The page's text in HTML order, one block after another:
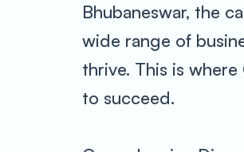
Bhubaneswar, the
wide range of
thrive. This is
to succeed.